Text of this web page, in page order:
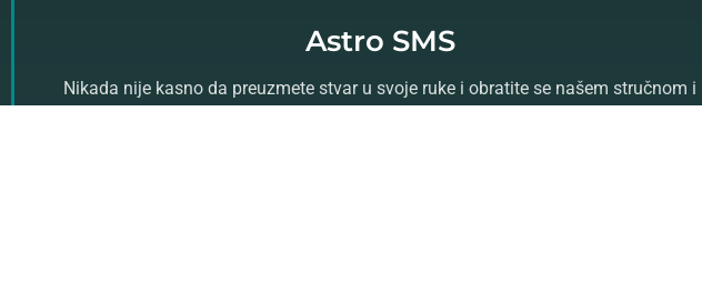
Astro SMS
Nikada nije kasno da preuzmete stvar u svoje ruke i obratite se našem stručnom i